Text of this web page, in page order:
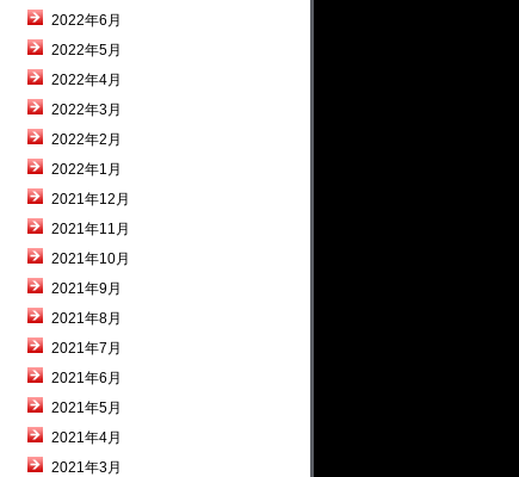
2022年6月
2022年5月
2022年4月
2022年3月
2022年2月
2022年1月
2021年12月
2021年11月
2021年10月
2021年9月
2021年8月
2021年7月
2021年6月
2021年5月
2021年4月
2021年3月